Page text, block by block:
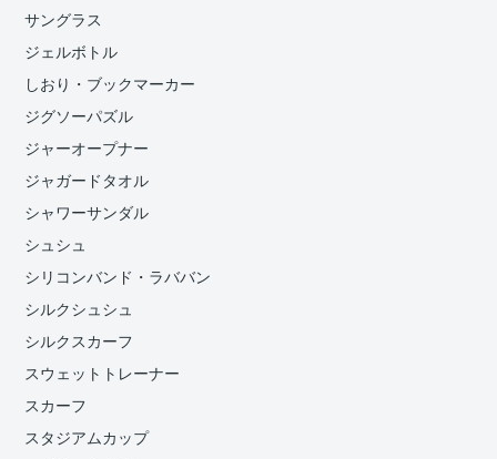
サングラス
ジェルボトル
しおり・ブックマーカー
ジグソーパズル
ジャーオープナー
ジャガードタオル
シャワーサンダル
シュシュ
シリコンバンド・ラババン
シルクシュシュ
シルクスカーフ
スウェットトレーナー
スカーフ
スタジアムカップ